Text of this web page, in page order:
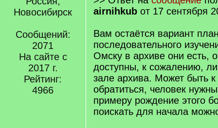
Новосибирск
Сообщений:
2071
На сайте с
2017 г.
Рейтинг:
4966
airnihkub от 17 сентября
Вам остаётся вариант
последовательного
Омску в архиве они есть,
доступны, к сожалению,
зале архива. Может быть
обратиться, человек
примеру рождение этого
поискать для начала